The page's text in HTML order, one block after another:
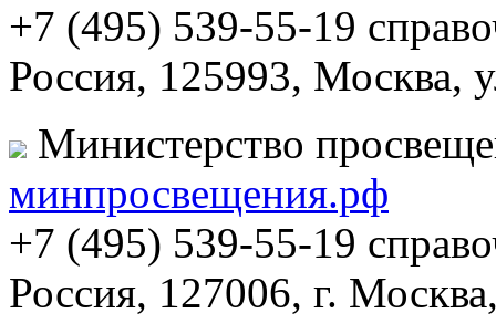
+7 (495) 539-55-19
Россия, 125993, Москва,
Министерство
минпросвещения.рф
+7 (495) 539-55-19
Россия, 127006, г.